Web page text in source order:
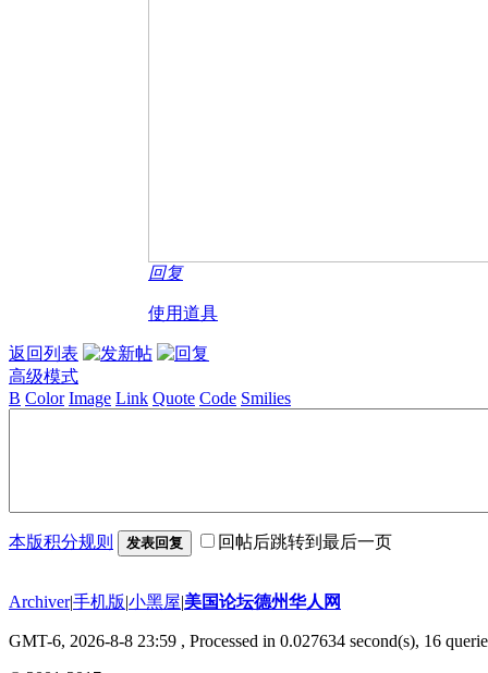
回复
使用道具
返回列表
高级模式
B Color Image Link Quote Code Smilies
本版积分规则 发表回复 回帖后跳转到最后一页
Archiver|手机版|小黑屋|美国论坛德州华人网
GMT-6, 2026-8-8 23:59 , Processed in 0.027634 second(s), 16